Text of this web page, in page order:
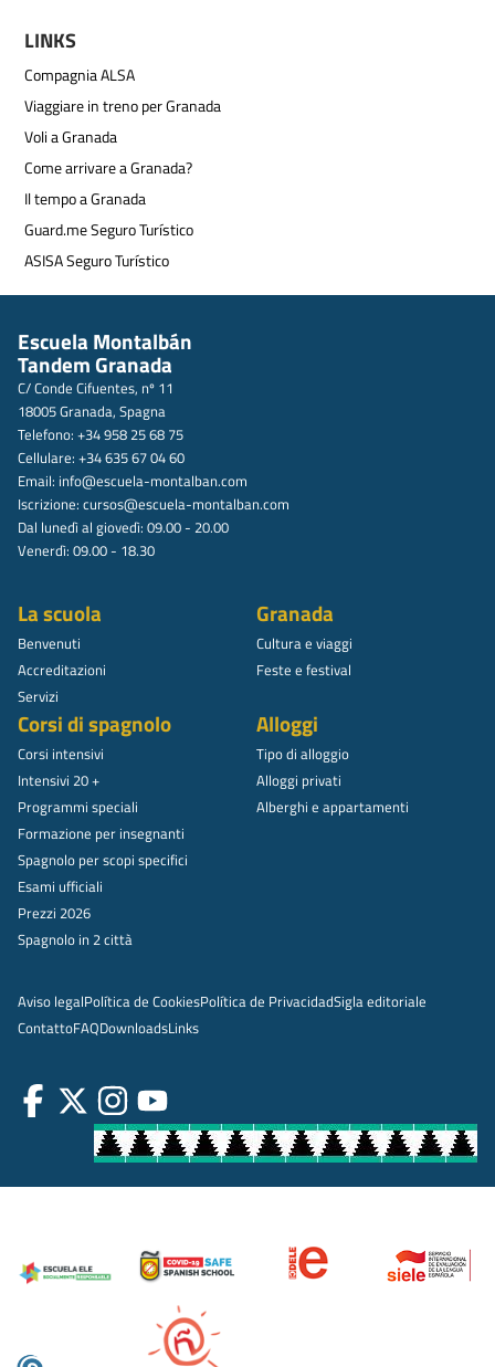
LINKS
Compagnia ALSA
Viaggiare in treno per Granada
Voli a Granada
Come arrivare a Granada?
Il tempo a Granada
Guard.me Seguro Turístico
ASISA Seguro Turístico
Escuela Montalbán
Tandem Granada
C/ Conde Cifuentes, nº 11
18005 Granada, Spagna
Telefono: +34 958 25 68 75
Cellulare: +34 635 67 04 60
Email: info@escuela-montalban.com
Iscrizione: cursos@escuela-montalban.com
Dal lunedì al giovedì: 09.00 - 20.00
Venerdì: 09.00 - 18.30
La scuola
Benvenuti
Accreditazioni
Servizi
Granada
Cultura e viaggi
Feste e festival
Corsi di spagnolo
Corsi intensivi
Intensivi 20 +
Programmi speciali
Formazione per insegnanti
Spagnolo per scopi specifici
Esami ufficiali
Prezzi 2026
Spagnolo in 2 città
Alloggi
Tipo di alloggio
Alloggi privati
Alberghi e appartamenti
Aviso legalPolítica de CookiesPolítica de PrivacidadSigla editoriale
ContattoFAQDownloadsLinks